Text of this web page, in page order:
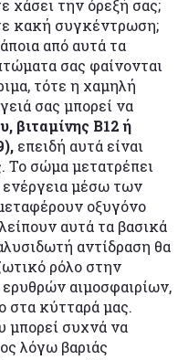
χάσει την όρεξή σας;
κακή συγκέντρωση;
από αυτά τα
σας φαίνονται
τότε η χαμηλή
σας μπορεί να
βιταμίνης B12 ή
επειδή αυτά είναι
Το σώμα μετατρέπει
ενέργεια μέσω των
οξυγόνο
αυτά τα βασικά
αντίδραση θα
ρόλο στην
αιμοσφαιρίων,
στα κύτταρά μας.
μπορεί συχνά να
λόγω βαριάς